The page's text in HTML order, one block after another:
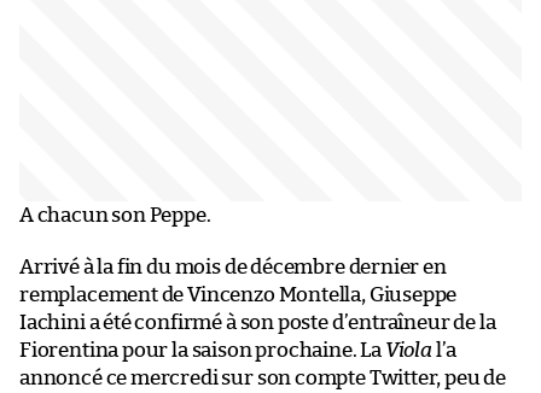
A chacun son Peppe.
Arrivé à la fin du mois de décembre dernier en
remplacement de Vincenzo Montella, Giuseppe
Iachini a été confirmé à son poste d’entraîneur de la
Fiorentina pour la saison prochaine. La Viola l’a
annoncé ce mercredi sur son compte Twitter, peu de